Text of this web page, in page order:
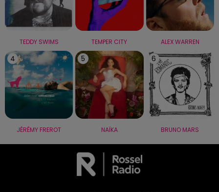
TEDDY SWIMS TEMPER CITY ALEX WARREN
4
JÉRÉMY FREROT
5
NAÏKA
6
BRUNO MARS